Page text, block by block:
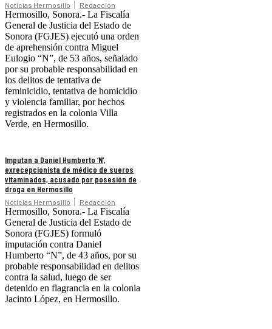
Noticias Hermosillo Redacción
Hermosillo, Sonora.- La Fiscalía
General de Justicia del Estado de
Sonora (FGJES) ejecutó una orden
de aprehensión contra Miguel
Eulogio “N”, de 53 años, señalado
por su probable responsabilidad en
los delitos de tentativa de
feminicidio, tentativa de homicidio
y violencia familiar, por hechos
registrados en la colonia Villa
Verde, en Hermosillo.
Imputan a Daniel Humberto ‘N’,
exrecepcionista de médico de sueros
vitaminados, acusado por posesión de
droga en Hermosillo
Noticias Hermosillo Redacción
Hermosillo, Sonora.- La Fiscalía
General de Justicia del Estado de
Sonora (FGJES) formuló
imputación contra Daniel
Humberto “N”, de 43 años, por su
probable responsabilidad en delitos
contra la salud, luego de ser
detenido en flagrancia en la colonia
Jacinto López, en Hermosillo.